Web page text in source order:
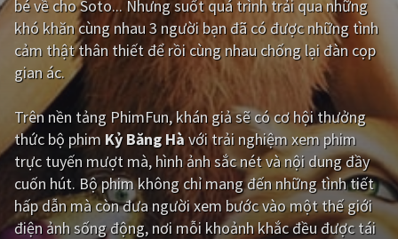
Tình cảm - Lãng mạn Kỳ ảo
Giật gân Gia đình
Bí ẩn Lịch sử
Viễn Tây Tiểu sử
GameShow DramaTV
QUỐC GIA
bé về cho Soto... Nhưng suốt quá trình trải qua những
khó khăn cùng nhau 3 người bạn đã có được những tình
cảm thật thân thiết để rồi cùng nhau chống lại đàn cọp
gian ác.
Trên nền tảng PhimFun, khán giả sẽ có cơ hội thưởng
thức bộ phim Kỷ Băng Hàvới trải nghiệm xem phim
trực tuyến mượt mà, hình ảnh sắc nét và nội dung đầy
cuốn hút. Bộ phim không chỉ mang đến những tình tiết
hấp dẫn mà còn đưa người xem bước vào một thế giới
điện ảnh sống động, nơi mỗi khoảnh khắc đều được tái